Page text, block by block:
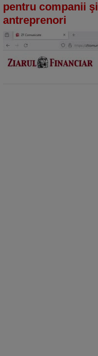
pentru companii şi
antreprenori